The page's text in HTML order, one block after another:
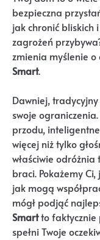
bezpieczna
jak chronić bliskich
zagrożeń
zmienia myślenie
Smart.
Dawniej,
swoje
przodu,
więcej niż tylko
właściwie
braci. Pokażemy
jak mogą
mógł podjąć
Smartto faktycznie
spełni Twoje